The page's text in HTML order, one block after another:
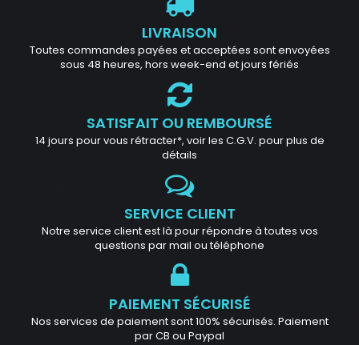
LIVRAISON
Toutes commandes payées et acceptées sont envoyées
sous 48 heures, hors week-end et jours fériés
SATISFAIT OU REMBOURSÉ
14 jours pour vous rétracter*, voir les C.G.V. pour plus de
détails
SERVICE CLIENT
Notre service client est là pour répondre à toutes vos
questions par mail ou téléphone
PAIEMENT SÉCURISÉ
Nos services de paiement sont 100% sécurisés. Paiement
par CB ou Paypal